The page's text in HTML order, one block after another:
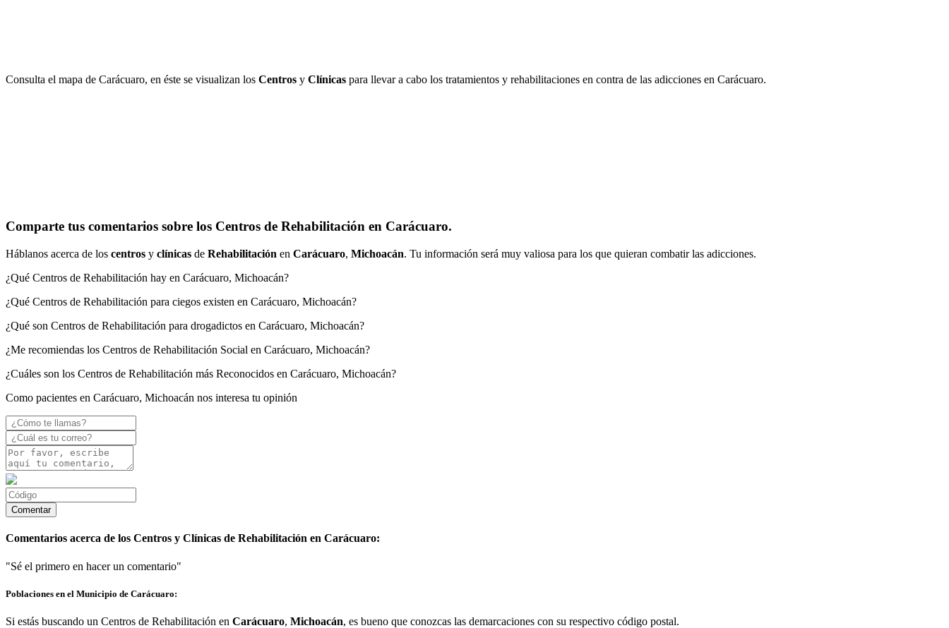
Consulta el mapa de Carácuaro, en éste se visualizan los Centros y Clínicas para llevar a cabo los tratamientos y rehabilitaciones en contra de las adicciones en Carácuaro.
Comparte tus comentarios sobre los Centros de Rehabilitación en Carácuaro.
Háblanos acerca de los centros y clínicas de Rehabilitación en Carácuaro, Michoacán. Tu información será muy valiosa para los que quieran combatir las adicciones.
¿Qué Centros de Rehabilitación hay en Carácuaro, Michoacán?
¿Qué Centros de Rehabilitación para ciegos existen en Carácuaro, Michoacán?
¿Qué son Centros de Rehabilitación para drogadictos en Carácuaro, Michoacán?
¿Me recomiendas los Centros de Rehabilitación Social en Carácuaro, Michoacán?
¿Cuáles son los Centros de Rehabilitación más Reconocidos en Carácuaro, Michoacán?
Como pacientes en Carácuaro, Michoacán nos interesa tu opinión
Comentarios acerca de los Centros y Clínicas de Rehabilitación en Carácuaro:
"Sé el primero en hacer un comentario"
Poblaciones en el Municipio de Carácuaro:
Si estás buscando un Centros de Rehabilitación en Carácuaro, Michoacán, es bueno que conozcas las demarcaciones con su respectivo código postal.